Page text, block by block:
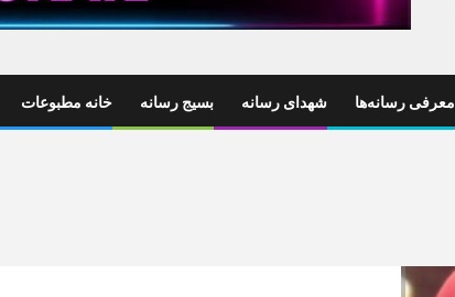
معرفی رسانه‌ها شهدای رسانه بسیج رسانه خانه مطبوعات